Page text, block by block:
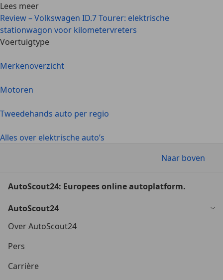
Lees meer
Review – Volkswagen ID.7 Tourer: elektrische
stationwagon voor kilometervreters
Voertuigtype
Merkenoverzicht
Motoren
Tweedehands auto per regio
Alles over elektrische auto’s
Naar boven
AutoScout24: Europees online autoplatform.
AutoScout24
Over AutoScout24
Pers
Carrière